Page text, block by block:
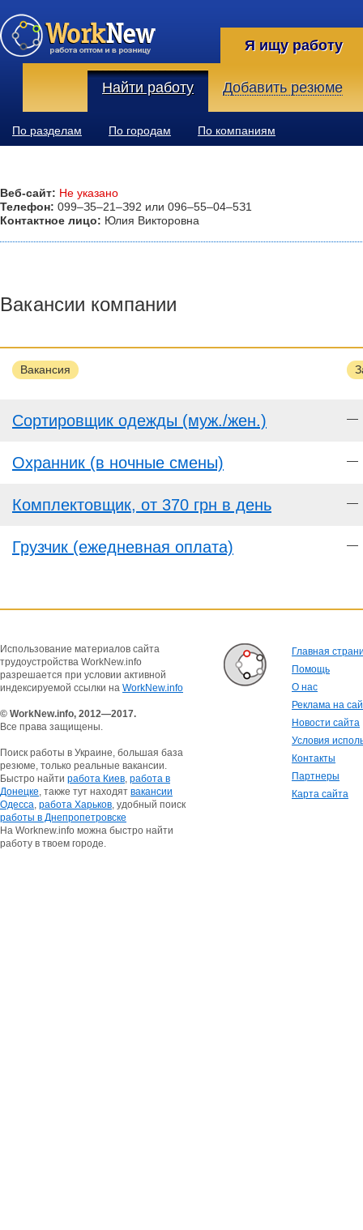
Я ищу работу
Найти работу Добавить резюме
По разделам По городам По компаниям
Веб-сайт: Не указано
Телефон: 099–З5–21–З92 или 096–55–04–5З1
Контактное лицо: Юлия Викторовна
Вакансии компании
Вакансия
Сортировщик одежды (муж./жен.) —
Охранник (в ночные смены) —
Комплектовщик, от 370 грн в день —
Грузчик (ежедневная оплата) —
Использование материалов сайта
трудоустройства WorkNew.info
разрешается при условии активной
индексируемой ссылки на WorkNew.info
© WorkNew.info, 2012—2017.
Все права защищены.
Поиск работы в Украине, большая база
резюме, только реальные вакансии.
Быстро найти работа Киев, работа в
Донецке, также тут находят вакансии
Одесса, работа Харьков, удобный поиск
работы в Днепропетровске
На Worknew.info можна быстро найти
работу в твоем городе.
Главная
Помощь
О нас
Реклама на
Новости сайта
Условия
Контакты
Партнеры
Карта сайта